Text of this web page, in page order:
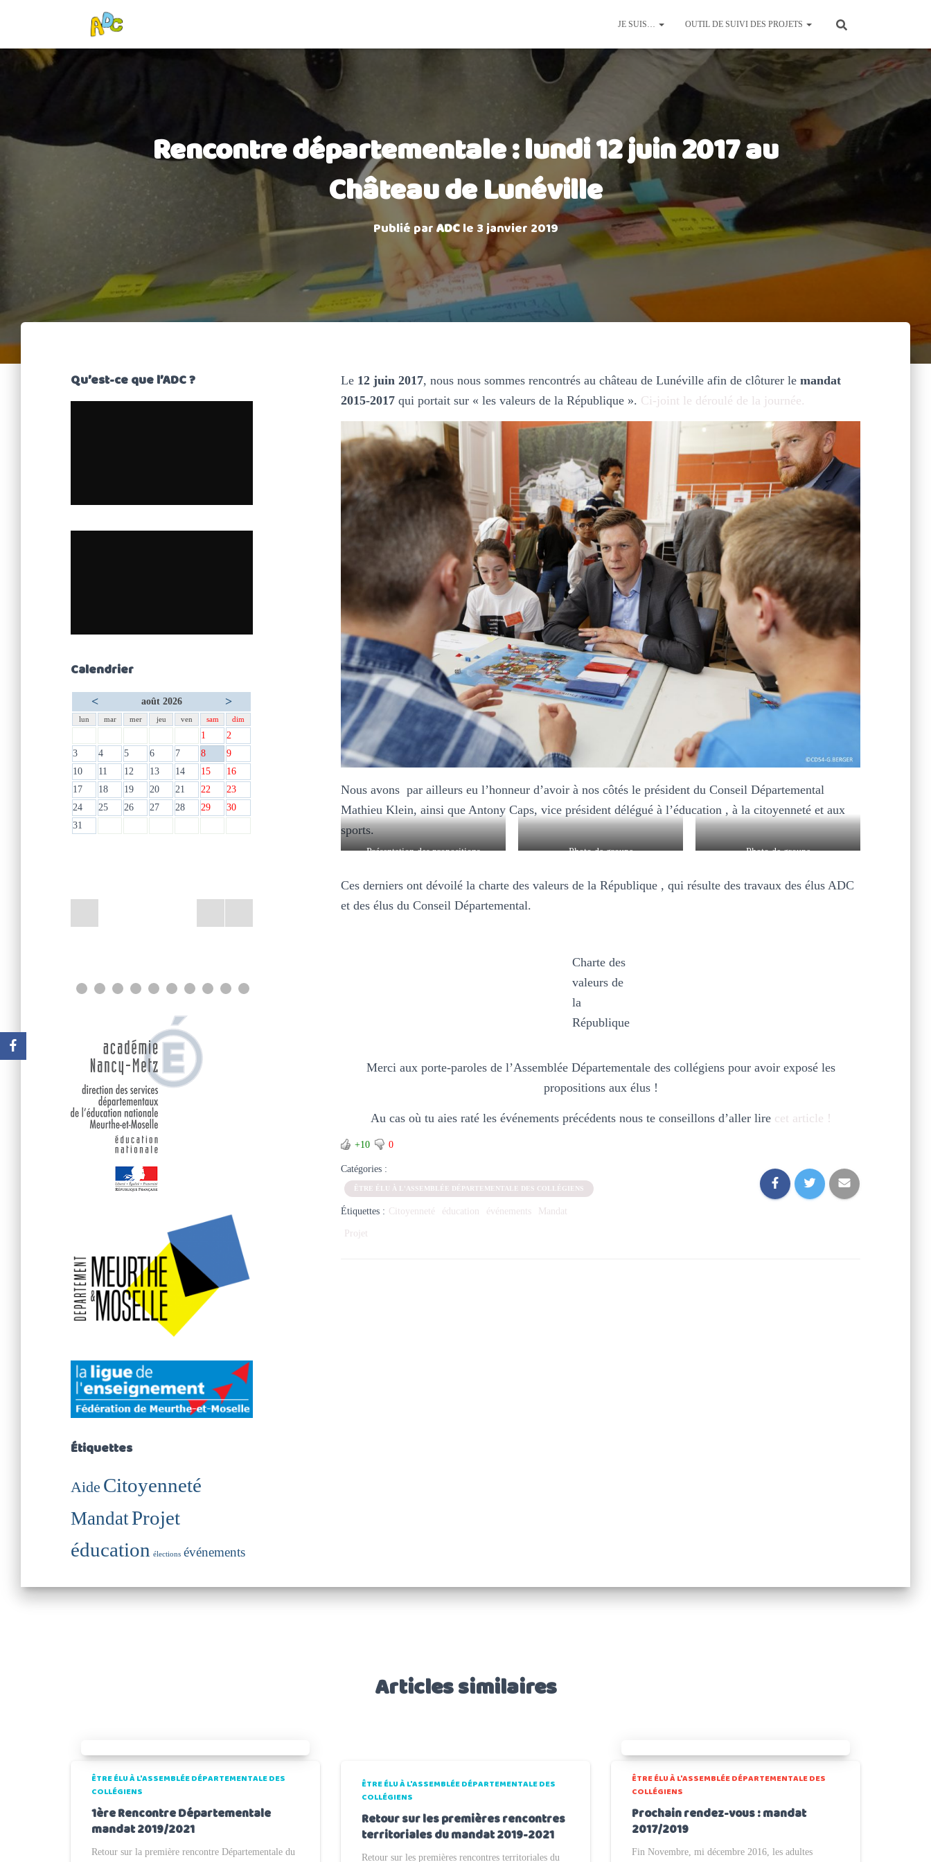
JE SUIS… OUTIL DE SUIVI DES PROJETS
Rencontre départementale : lundi 12 juin 2017 au
Château de Lunéville
Publié parADCle 3 janvier 2019
Qu’est-ce que l’ADC ?
Calendrier
< août 2026 >
lun mar mer jeu ven sam dim
1
2
3
4 5 6 7 8
9
10
11 12 13 14 15
16
17
18 19 20 21 22
23
24
25 26 27 28 29
30
31
Étiquettes
Aide Citoyenneté
MandatProjet
éducation élections événements
Le 12 juin 2017, nous nous sommes rencontrés au château de Lunéville afin de clôturer le mandat
2015-2017 qui portait sur « les valeurs de la République ». Ci-joint le déroulé de la journée.
Nous avons par ailleurs eu l’honneur d’avoir à nos côtés le président du Conseil Départemental
Mathieu Klein, ainsi que Antony Caps, vice président délégué à l’éducation , à la citoyenneté et aux
sports.
Présentation des propositions Photo de groupe Photo de groupe
Ces derniers ont dévoilé la charte des valeurs de la République , qui résulte des travaux des élus ADC
et des élus du Conseil Départemental.
Charte des
valeurs de
la
République
Merci aux porte-paroles de l’Assemblée Départementale des collégiens pour avoir exposé les
propositions aux élus !
Au cas où tu aies raté les événements précédents nous te conseillons d’aller lire cet article !
+10 0
Catégories :
ÊTRE ÉLU À L'ASSEMBLÉE DÉPARTEMENTALE DES COLLÉGIENS
Étiquettes : Citoyenneté éducation événements Mandat
Projet
Articles similaires
ÊTRE ÉLU À L'ASSEMBLÉE DÉPARTEMENTALE DES
COLLÉGIENS
1ère Rencontre Départementale
mandat 2019/2021
Retour sur la première rencontre Départementale du
ÊTRE ÉLU À L'ASSEMBLÉE DÉPARTEMENTALE DES
COLLÉGIENS
Retour sur les premières rencontres
territoriales du mandat 2019-2021
Retour sur les premières rencontres territoriales du
ÊTRE ÉLU À L'ASSEMBLÉE DÉPARTEMENTALE DES
COLLÉGIENS
Prochain rendez-vous : mandat
2017/2019
Fin Novembre, mi décembre 2016, les adultes